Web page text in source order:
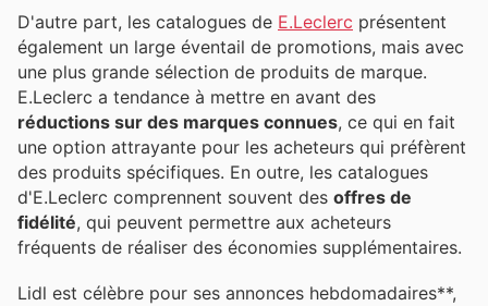
D'autre part, les catalogues de E.Leclerc présentent
également un large éventail de promotions, mais avec
une plus grande sélection de produits de marque.
E.Leclerc a tendance à mettre en avant des
réductions sur des marques connues, ce qui en fait
une option attrayante pour les acheteurs qui préfèrent
des produits spécifiques. En outre, les catalogues
d'E.Leclerc comprennent souvent des offres de
fidélité, qui peuvent permettre aux acheteurs
fréquents de réaliser des économies supplémentaires.
Lidl est célèbre pour ses annonces hebdomadaires**,